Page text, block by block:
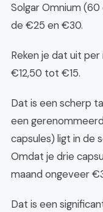
Solgar Omnium
de €25 en €30.
Reken je dat uit
€12,50 tot €15.
Dat is een scherp
een
capsules) ligt in de
Omdat je drie
maand ongeveer
Dat is een